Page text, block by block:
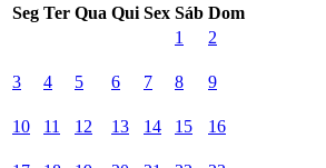
Seg Ter Qua Qui Sex Sáb Dom
1
2
3 4 5 6 7 8 9
10 11 12 13 14 15 16